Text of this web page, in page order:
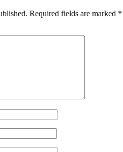
Required fields are marked *